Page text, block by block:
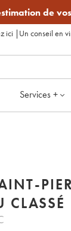
de
ici | Un conseil en
Services +